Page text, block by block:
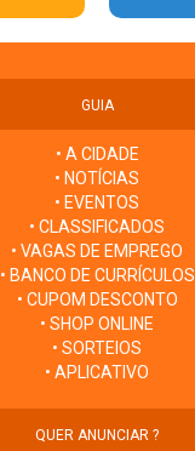
GUIA
• A CIDADE
• NOTÍCIAS
• EVENTOS
• CLASSIFICADOS
• VAGAS DE EMPREGO
• BANCO DE CURRÍCULOS
• CUPOM DESCONTO
• SHOP ONLINE
• SORTEIOS
• APLICATIVO
QUER ANUNCIAR ?